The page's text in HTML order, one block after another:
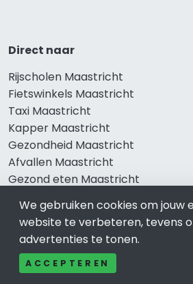
Direct naar
Rijscholen Maastricht
Fietswinkels Maastricht
Taxi Maastricht
Kapper Maastricht
Gezondheid Maastricht
Afvallen Maastricht
Gezond eten Maastricht
Bekend in Maastricht
Restaurants Maastricht
We gebruiken cookies om jouw
website te verbeteren, tevens
advertenties te tonen.
ACCEPTEREN